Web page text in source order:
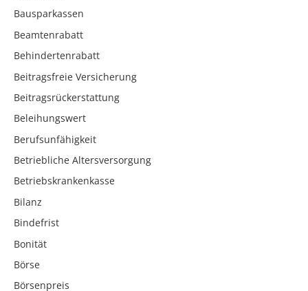
Bausparkassen
Beamtenrabatt
Behindertenrabatt
Beitragsfreie Versicherung
Beitragsrückerstattung
Beleihungswert
Berufsunfähigkeit
Betriebliche Altersversorgung
Betriebskrankenkasse
Bilanz
Bindefrist
Bonität
Börse
Börsenpreis